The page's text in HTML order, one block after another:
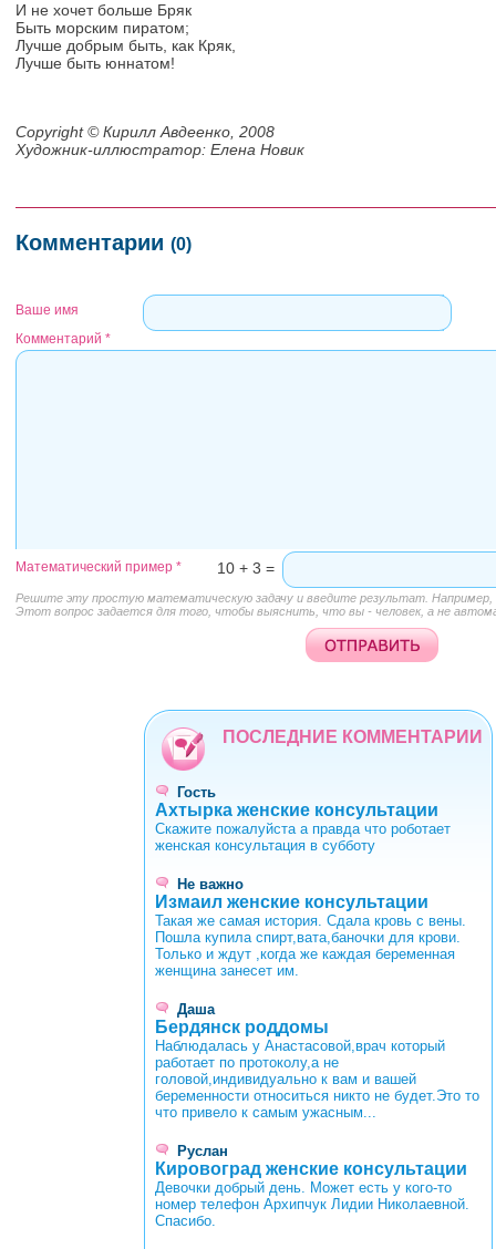
И не хочет больше Бряк
Быть морским пиратом;
Лучше добрым быть, как Кряк,
Лучше быть юннатом!
Copyright © Кирилл Авдеенко, 2008
Художник-иллюстратор: Елена Новик
Комментарии (0)
Ваше имя
Комментарий *
Этот вопрос задается для того, чтобы выяснить, что вы - человек, а не
Математический пример * 10 + 3 =
Решите эту простую математическую задачу и введите результат. Например,
ПОСЛЕДНИЕ КОММЕНТАРИИ
Гость
Ахтырка женские консультации
Скажите пожалуйста а правда что роботает
женская консультация в субботу
Не важно
Измаил женские консультации
Такая же самая история. Сдала кровь с вены.
Пошла купила спирт,вата,баночки для крови.
Только и ждут ,когда же каждая беременная
женщина занесет им.
Даша
Бердянск роддомы
Наблюдалась у Анастасовой,врач который
работает по протоколу,а не
головой,индивидуально к вам и вашей
беременности относиться никто не будет.Это то
что привело к самым ужасным...
Руслан
Кировоград женские консультации
Девочки добрый день. Может есть у кого-то
номер телефон Архипчук Лидии Николаевной.
Спасибо.